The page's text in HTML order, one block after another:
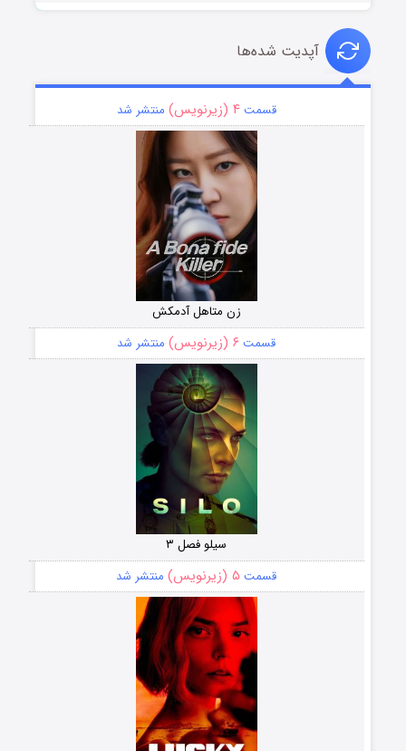
آپدیت شده‌ها
قسمت۴ (زیرنویس) منتشر شد
زن متاهل آدمکش
قسمت ۶ (زیرنویس) منتشر شد
سیلو فصل ۳
قسمت ۵ (زیرنویس) منتشر شد